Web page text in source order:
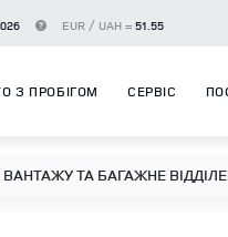
EUR / UAH = 51.55
З ПРОБІГОМ СЕРВІС
ТА БАГАЖНЕ